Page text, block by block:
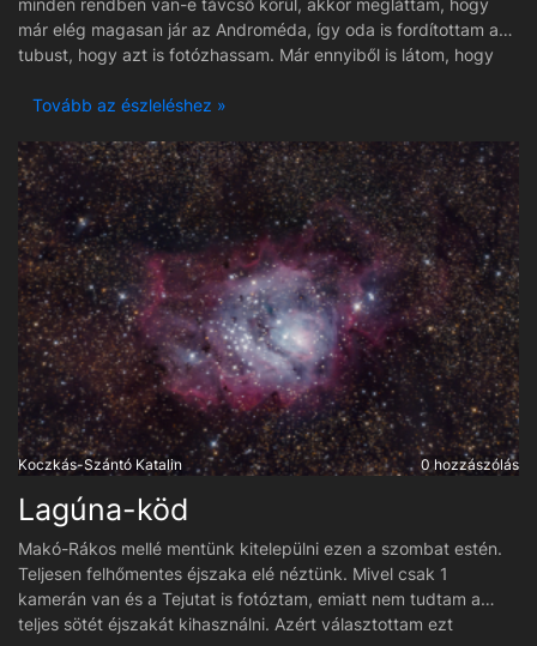
már elég magasan jár az Androméda, így oda is fordítottam a
tubust, hogy azt is fotózhassam. Már ennyiből is látom, hogy
ezelőtt, valamint több féle szoftvert is alkalmazok a feldolgozás
Tovább az észleléshez »
Koczkás-Szántó Katalin 0 hozzászólás
Lagúna-köd
Makó-Rákos mellé mentünk kitelepülni ezen a szombat estén.
Teljesen felhőmentes éjszaka elé néztünk. Mivel csak 1
kamerán van és a Tejutat is fotóztam, emiatt nem tudtam a
teljes sötét éjszakát kihasználni. Azért választottam ezt